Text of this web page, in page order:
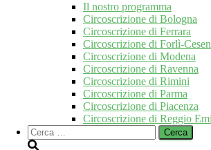
Il nostro programma
Circoscrizione di Bologna
Circoscrizione di Ferrara
Circoscrizione di Forlì-
Circoscrizione di Modena
Circoscrizione di Ravenna
Circoscrizione di Rimini
Circoscrizione di Parma
Circoscrizione di Piacenza
Circoscrizione di Reggio
Ricerca
per: